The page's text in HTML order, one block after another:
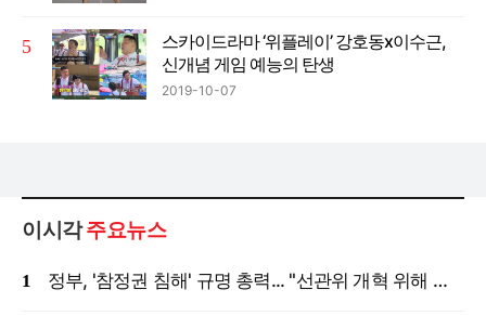
스카이드라마 ‘위플레이’ 강호동x이수근,
신개념 게임 예능의 탄생
2019-10-07
이시각주요뉴스
정부, '참정권 침해' 규명 총력... "선관위 개혁 위해 국정조사 등 모든 조치"